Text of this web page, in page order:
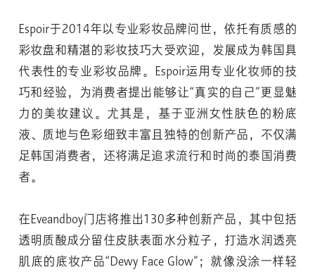
Espoir于2014年以专业彩妆品牌问世，依托有质感的
彩妆盘和精湛的彩妆技巧大受欢迎，发展成为韩国具
代表性的专业彩妆品牌。Espoir运用专业化妆师的技
巧和经验，为消费者提出能够让“真实的自己”更显魅
力的美妆建议。尤其是，基于亚洲女性肤色的粉底
液、质地与色彩细致丰富且独特的创新产品，不仅满
足韩国消费者，还将满足追求流行和时尚的泰国消费
者。
在Eveandboy门店将推出130多种创新产品，其中包括
透明质酸成分留住皮肤表面水分粒子，打造水润透亮
肌底的底妆产品“Dewy Face Glow”；就像没涂一样轻